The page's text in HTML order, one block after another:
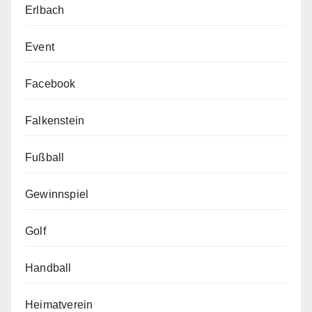
Erlbach
Event
Facebook
Falkenstein
Fußball
Gewinnspiel
Golf
Handball
Heimatverein